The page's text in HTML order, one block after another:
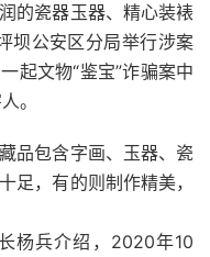
的瓷器玉器、精心装裱
坝公安区分局举行涉案
起文物“鉴宝”诈骗案中
。
品包含字画、玉器、瓷
足，有的则制作精美，
杨兵介绍，2020年10